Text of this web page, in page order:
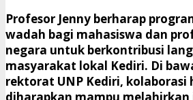
​Profesor Jenny berharap
wadah bagi mahasiswa dan
negara untuk berkontribusi
masyarakat lokal Kediri. Di
rektorat UNP Kediri, kolaborasi
diharapkan mampu melahirkan